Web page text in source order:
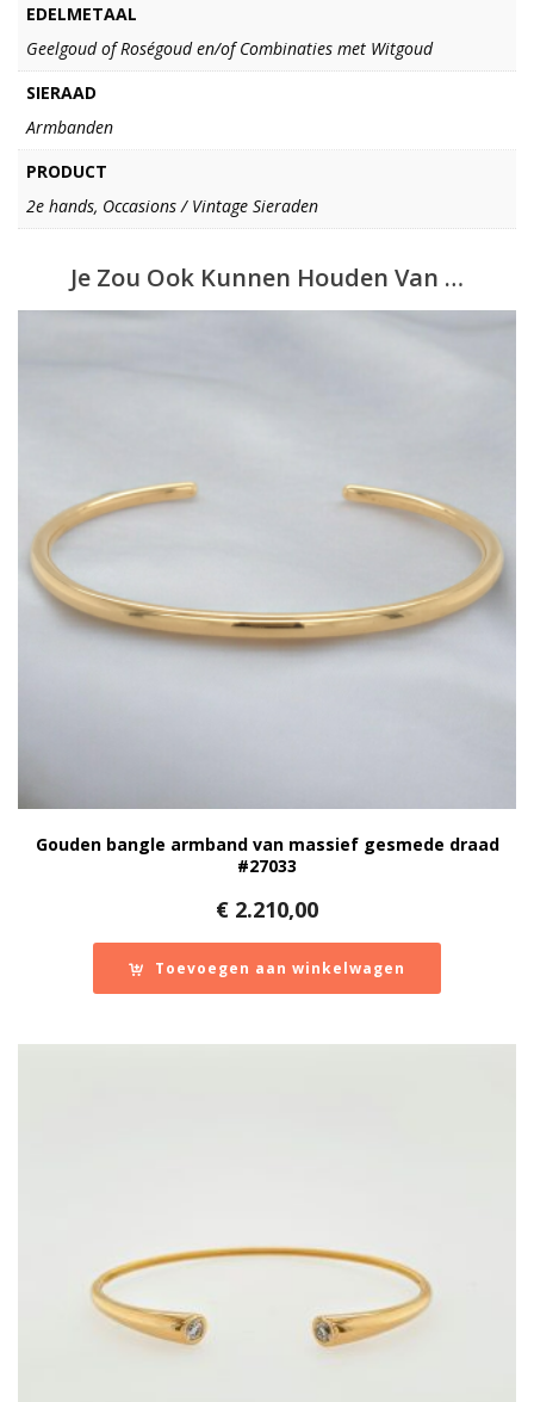
EDELMETAAL
Geelgoud of Roségoud en/of Combinaties met Witgoud
SIERAAD
Armbanden
PRODUCT
2e hands, Occasions / Vintage Sieraden
Je Zou Ook Kunnen Houden Van …
Gouden bangle armband van massief gesmede draad
#27033
€ 2.210,00
Toevoegen aan winkelwagen